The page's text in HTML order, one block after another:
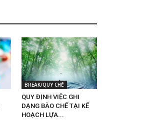
BREAK/QUY CHẾ
QUY ĐỊNH VIỆC GHI
DẠNG BÀO CHẾ TẠI KẾ
HOẠCH LỰA...